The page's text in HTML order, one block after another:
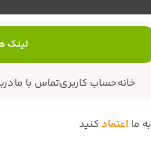
لینک
خانهحساب کاربریتماس با ما
به ما اعتماد کنید